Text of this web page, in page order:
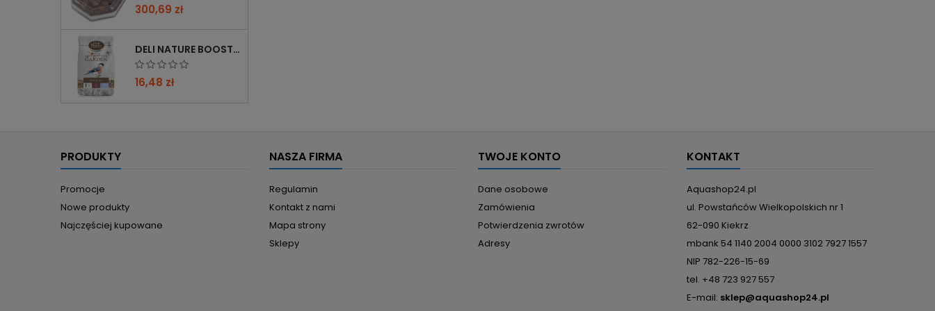
300,69 zł
DELI NATURE BOOSTER MIX 850G - PRZYCIĄGA PTAKI ZIMĄ, BOGATY W WITAMINY
16,48 zł
PRODUKTY
Promocje
Nowe produkty
Najczęściej kupowane
NASZA FIRMA
Regulamin
Kontakt z nami
Mapa strony
Sklepy
TWOJE KONTO
Dane osobowe
Zamówienia
Potwierdzenia zwrotów
Adresy
KONTAKT
Aquashop24.pl
ul. Powstańców Wielkopolskich nr 1
62-090 Kiekrz
mbank 54 1140 2004 0000 3102 7927 1557
NIP 782-226-15-69
tel. +48 723 927 557
E-mail: sklep@aquashop24.pl